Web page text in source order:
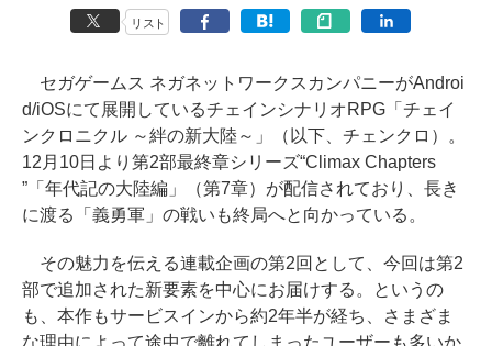
リスト
セガゲームス ネガネットワークスカンパニーがAndroi
d/iOSにて展開しているチェインシナリオRPG「チェイ
ンクロニクル ～絆の新大陸～」（以下、チェンクロ）。
12月10日より第2部最終章シリーズ“Climax Chapters
”「年代記の大陸編」（第7章）が配信されており、長き
に渡る「義勇軍」の戦いも終局へと向かっている。
その魅力を伝える連載企画の第2回として、今回は第2
部で追加された新要素を中心にお届けする。というの
も、本作もサービスインから約2年半が経ち、さまざま